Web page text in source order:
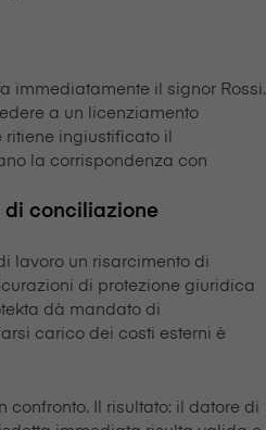
immediatamente il signor Rossi.
a un licenziamento
ingiustificato il
la corrispondenza con
di conciliazione
lavoro un risarcimento di
di protezione giuridica
dà mandato di
carico dei costi esterni è
Il risultato: il datore di